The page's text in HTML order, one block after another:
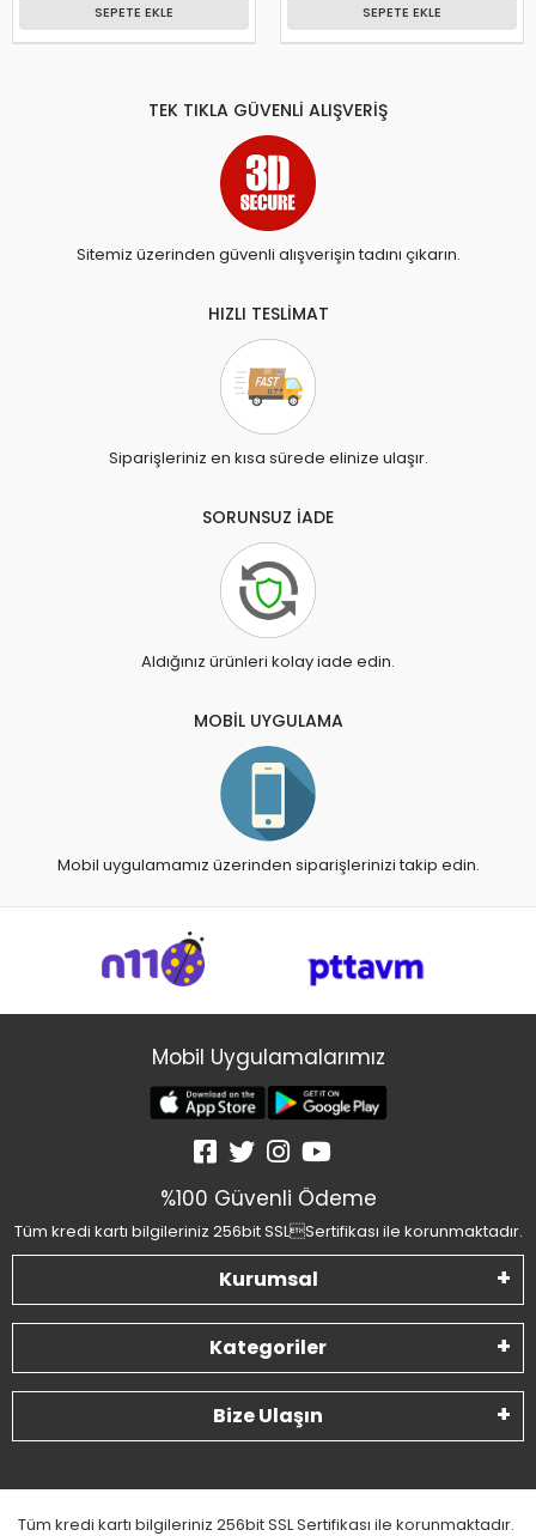
SEPETE EKLE SEPETE EKLE
TEK TIKLA GÜVENLİ ALIŞVERİŞ
Sitemiz üzerinden güvenli alışverişin tadını çıkarın.
HIZLI TESLİMAT
Siparişleriniz en kısa sürede elinize ulaşır.
SORUNSUZ İADE
Aldığınız ürünleri kolay iade edin.
MOBİL UYGULAMA
Mobil uygulamamız üzerinden siparişlerinizi takip edin.
Mobil Uygulamalarımız
%100 Güvenli Ödeme
Tüm kredi kartı bilgileriniz 256bit SSLSertifikası ile korunmaktadır.
Kurumsal
Kategoriler
Bize Ulaşın
Tüm kredi kartı bilgileriniz 256bit SSL Sertifikası ile korunmaktadır.